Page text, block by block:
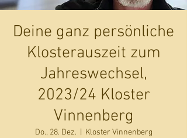
Deine ganz persönliche
Klosterauszeit zum
Jahreswechsel,
2023/24 Kloster
Vinnenberg
Do., 28. Dez. Kloster Vinnenberg